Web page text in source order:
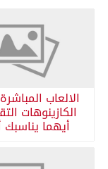
الالعاب
الكازينوهات
أيهما يناسبك